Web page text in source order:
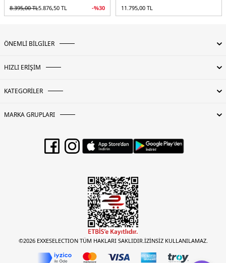
8.395,00TL5.876,50 TL -%30
11.795,00 TL
ÖNEMLİ BİLGİLER
HIZLI ERİŞİM
KATEGORİLER
MARKA GRUPLARI
©2026 EXXESELECTION TÜM HAKLARI SAKLIDIR.İZİNSİZ KULLANILAMAZ.